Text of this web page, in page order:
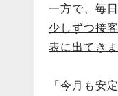
一方で、毎
少しずつ接
表に出てきま
「今月も安